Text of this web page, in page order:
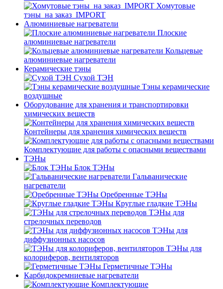
Хомутовые
тэны_на заказ_IMPORT
Алюминиевые нагреватели
Плоские
алюминиевые нагреватели
Кольцевые
алюминиевые нагреватели
Керамические тэны
Сухой ТЭН
Тэны керамические
воздушные
Оборудование для хранения и транспортировки
химических веществ
Контейнеры для хранения химических веществ
Комплектующие для работы с опасными веществами
ТЭНы
Блок ТЭНы
Гальванические
нагреватели
Оребренные ТЭНы
Круглые гладкие ТЭНы
ТЭНы для
стрелочных переводов
ТЭНы для
диффузионных насосов
ТЭНы для
колориферов, вентиляторов
Герметичные ТЭНы
Карбидокремниевые нагреватели
Комплектующие